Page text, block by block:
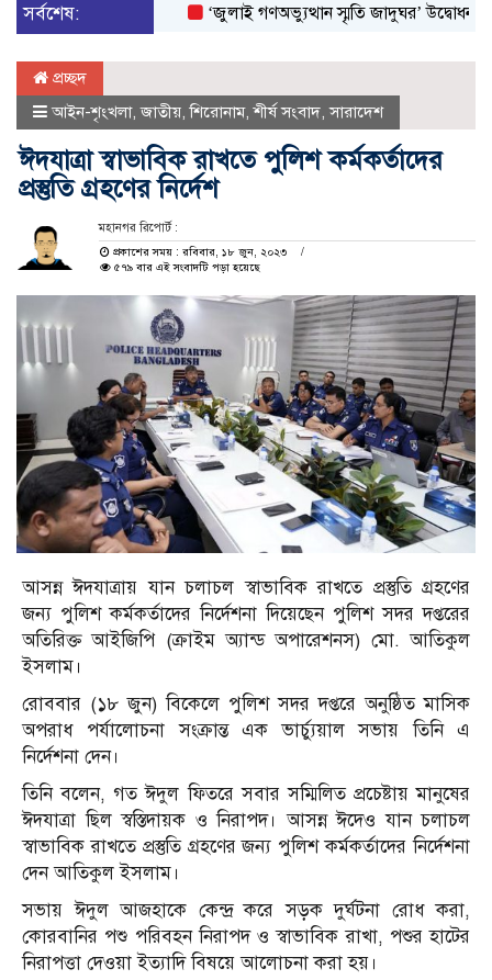
সর্বশেষ:
‘জুলাই গণঅভ্যুত্থান স্মৃতি জাদুঘর’ উদ্বোধন করলেন
প্রচ্ছদ
আইন-শৃংখলা,জাতীয়,শিরোনাম,শীর্ষ সংবাদ,সারাদেশ
ঈদযাত্রা স্বাভাবিক রাখতে পুলিশ কর্মকর্তাদের
প্রস্তুতি গ্রহণের নির্দেশ
মহানগর রিপোর্ট :
প্রকাশের সময় : রবিবার, ১৮ জুন, ২০২৩
৫৭৯ বার এই সংবাদটি পড়া হয়েছে
আসন্ন ঈদযাত্রায় যান চলাচল স্বাভাবিক রাখতে প্রস্তুতি গ্রহণের
জন্য পুলিশ কর্মকর্তাদের নির্দেশনা দিয়েছেন পুলিশ সদর দপ্তরের
অতিরিক্ত আইজিপি (ক্রাইম অ্যান্ড অপারেশনস) মো. আতিকুল
ইসলাম।
রোববার (১৮ জুন) বিকেলে পুলিশ সদর দপ্তরে অনুষ্ঠিত মাসিক
অপরাধ পর্যালোচনা সংক্রান্ত এক ভার্চ্যুয়াল সভায় তিনি এ
নির্দেশনা দেন।
তিনি বলেন, গত ঈদুল ফিতরে সবার সম্মিলিত প্রচেষ্টায় মানুষের
ঈদযাত্রা ছিল স্বস্তিদায়ক ও নিরাপদ। আসন্ন ঈদেও যান চলাচল
স্বাভাবিক রাখতে প্রস্তুতি গ্রহণের জন্য পুলিশ কর্মকর্তাদের নির্দেশনা
দেন আতিকুল ইসলাম।
সভায় ঈদুল আজহাকে কেন্দ্র করে সড়ক দুর্ঘটনা রোধ করা,
কোরবানির পশু পরিবহন নিরাপদ ও স্বাভাবিক রাখা, পশুর হাটের
নিরাপত্তা দেওয়া ইত্যাদি বিষয়ে আলোচনা করা হয়।